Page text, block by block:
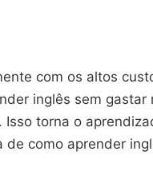
com os altos
inglês sem gastar
torna o
como aprender